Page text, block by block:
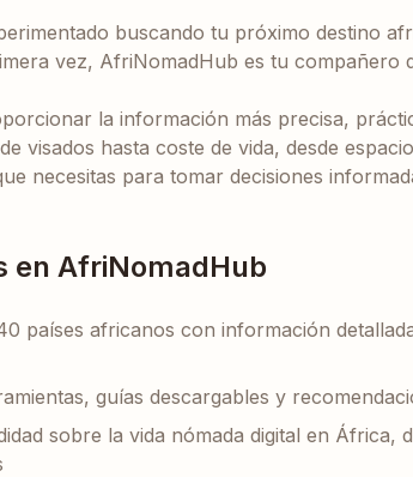
buscando tu próximo destino
vez, AfriNomadHub es tu compañero
la información más precisa,
visados hasta coste de vida, desde
necesitas para tomar decisiones
en AfriNomadHub
países africanos con información
guías descargables y
sobre la vida nómada digital en África,